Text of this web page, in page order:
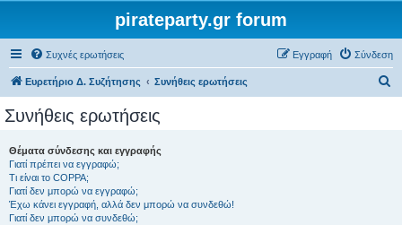
pirateparty.gr forum
Συχνές ερωτήσεις Σύνδεση
Εγγραφή
Ευρετήριο Δ. Συζήτησης Συνήθεις ερωτήσεις
Συνήθεις ερωτήσεις
Θέματα σύνδεσης και εγγραφής
Γιατί πρέπει να εγγραφώ;
Τι είναι το COPPA;
Γιατί δεν μπορώ να εγγραφώ;
Έχω κάνει εγγραφή, αλλά δεν μπορώ να συνδεθώ!
Γιατί δεν μπορώ να συνδεθώ;